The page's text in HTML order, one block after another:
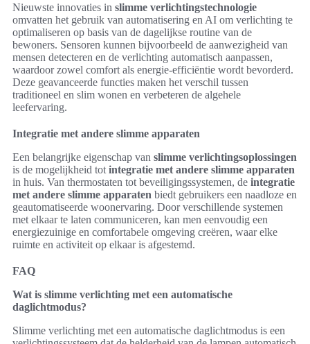
Nieuwste innovaties in slimme verlichtingstechnologie
omvatten het gebruik van automatisering en AI om verlichting te
optimaliseren op basis van de dagelijkse routine van de
bewoners. Sensoren kunnen bijvoorbeeld de aanwezigheid van
mensen detecteren en de verlichting automatisch aanpassen,
waardoor zowel comfort als energie-efficiëntie wordt bevorderd.
Deze geavanceerde functies maken het verschil tussen
traditioneel en slim wonen en verbeteren de algehele
leefervaring.
Integratie met andere slimme apparaten
Een belangrijke eigenschap van slimme verlichtingsoplossingen
is de mogelijkheid tot integratie met andere slimme apparaten
in huis. Van thermostaten tot beveiligingssystemen, de integratie
met andere slimme apparaten biedt gebruikers een naadloze en
geautomatiseerde woonervaring. Door verschillende systemen
met elkaar te laten communiceren, kan men eenvoudig een
energiezuinige en comfortabele omgeving creëren, waar elke
ruimte en activiteit op elkaar is afgestemd.
FAQ
Wat is slimme verlichting met een automatische
daglichtmodus?
Slimme verlichting met een automatische daglichtmodus is een